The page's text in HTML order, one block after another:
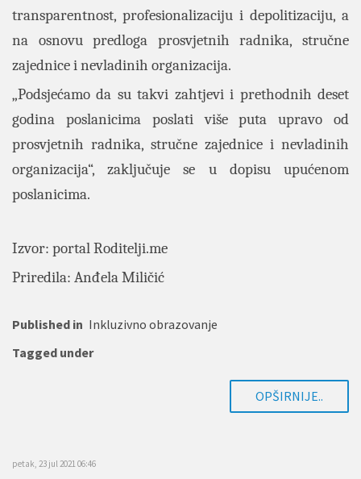
transparentnost, profesionalizaciju i depolitizaciju, a
na osnovu predloga prosvjetnih radnika, stručne
zajednice i nevladinih organizacija.
„Podsjećamo da su takvi zahtjevi i prethodnih deset
godina poslanicima poslati više puta upravo od
prosvjetnih radnika, stručne zajednice i nevladinih
organizacija“, zaključuje se u dopisu upućenom
poslanicima.
Izvor: portalRoditelji.me
Priredila: Anđela Miličić
Published in Inkluzivno obrazovanje
Tagged under
OPŠIRNIJE..
petak, 23 jul 2021 06:46